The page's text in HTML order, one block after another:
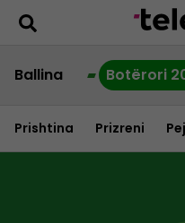
Ballina Botërori
Prishtina Prizreni